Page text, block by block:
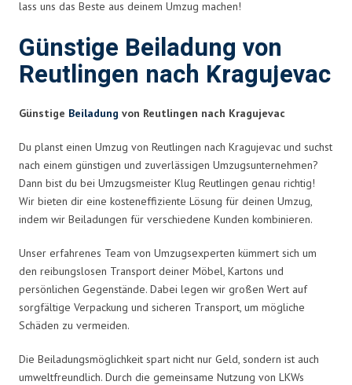
lass uns das Beste aus deinem Umzug machen!
Günstige Beiladung von
Reutlingen nach Kragujevac
Günstige Beiladung von Reutlingen nach Kragujevac
Du planst einen Umzug von Reutlingen nach Kragujevac und suchst
nach einem günstigen und zuverlässigen Umzugsunternehmen?
Dann bist du bei Umzugsmeister Klug Reutlingen genau richtig!
Wir bieten dir eine kosteneffiziente Lösung für deinen Umzug,
indem wir Beiladungen für verschiedene Kunden kombinieren.
Unser erfahrenes Team von Umzugsexperten kümmert sich um
den reibungslosen Transport deiner Möbel, Kartons und
persönlichen Gegenstände. Dabei legen wir großen Wert auf
sorgfältige Verpackung und sicheren Transport, um mögliche
Schäden zu vermeiden.
Die Beiladungsmöglichkeit spart nicht nur Geld, sondern ist auch
umweltfreundlich. Durch die gemeinsame Nutzung von LKWs